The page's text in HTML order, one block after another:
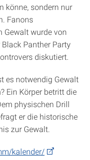
könne, sondern nur
Fanons
Gewalt wurde von
Panther Party
diskutiert.
es notwendig Gewalt
Ein Körper betritt die
physischen Drill
er die historische
zur Gewalt.
kalender/